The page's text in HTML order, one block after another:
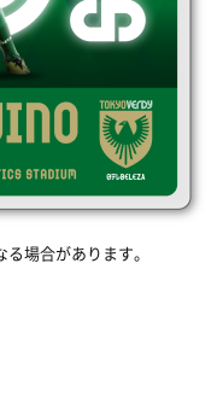
場合があります。